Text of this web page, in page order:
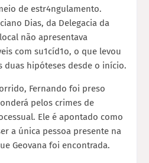
de estr4ngulamento.
Dias, da Delegacia da
não apresentava
com su1cíd1o, o que levou
duas hipóteses desde o início.
Fernando foi preso
pelos crimes de
Ele é apontado como
a única pessoa presente na
Geovana foi encontrada.